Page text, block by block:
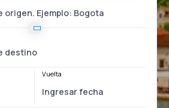
Vuelta